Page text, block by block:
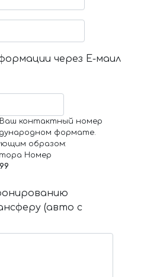
через Е-маил
контактный номер
формате.
образом:
Номер
(авто с